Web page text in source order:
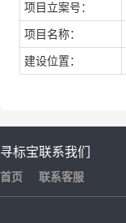
项目立案号：
项目名称：
建设位置：
寻标宝
首页
联系我们
联系客服